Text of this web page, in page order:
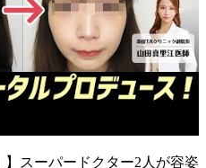
スーパードクター2人が容姿